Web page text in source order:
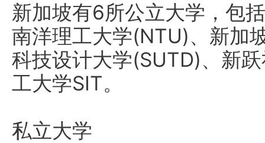
新加坡有6所公立大学，包
南洋理工大学(NTU)、新加
科技设计大学(SUTD)、新
工大学SIT。
私立大学